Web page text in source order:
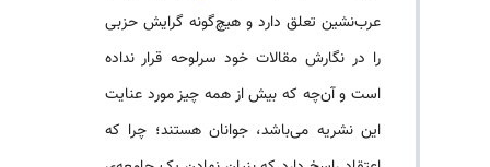
عرب‌نشین تعلق دارد و هیچ‌گونه گرایش حزبی
را در نگارش مقالات خود سرلوحه قرار نداده
است و آن‌چه که بیش از همه چیز مورد عنایت
این نشریه می‌باشد، جوانان هستند؛ چرا که